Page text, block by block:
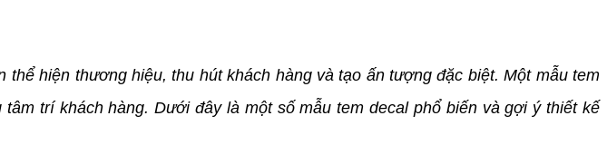
hiện thương hiệu, thu hút khách hàng và tạo ấn tượng đặc biệt. Một mẫu tem
trí khách hàng. Dưới đây là một số mẫu tem decal phổ biến và gợi ý thiết kế